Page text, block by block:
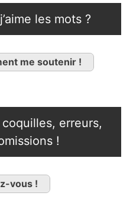
les mots ?
me soutenir !
erreurs,
!
vous !